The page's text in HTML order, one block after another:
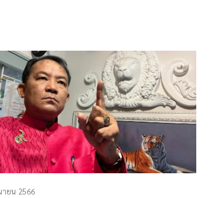
ายน 2566